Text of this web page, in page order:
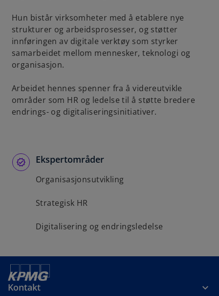
a
n
e
w
b
Hun bistår virksomheter med å etablere nye
strukturer og arbeidsprosesser, og støtter
innføringen av digitale verktøy som styrker
samarbeidet mellom mennesker, teknologi og
organisasjon.
Arbeidet hennes spenner fra å videreutvikle
områder som HR og ledelse til å støtte bredere
endrings- og digitaliseringsinitiativer.
Ekspertområder
Organisasjonsutvikling
Strategisk HR
Digitalisering og endringsledelse
Kontakt